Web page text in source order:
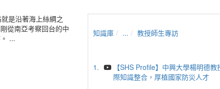
是沿著海上絲綢之
從南亞考察回台的中
...
知識庫 ... 教授師生專訪
1.
【SHS Profile】中興大學楊明德
際知識整合，厚植國家防災人才